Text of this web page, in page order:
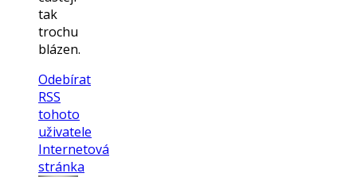
tak
trochu
blázen.
Odebírat
RSS
tohoto
uživatele
Internetová
stránka